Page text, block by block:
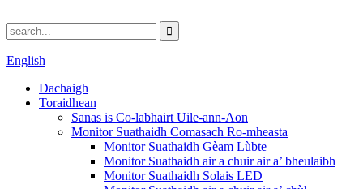
English
Dachaigh
Toraidhean
Sanas is Co-labhairt Uile-ann-Aon
Monitor Suathaidh Comasach Ro-mheasta
Monitor Suathaidh Gèam Lùbte
Monitor Suathaidh air a chuir air a’ bheulaibh
Monitor Suathaidh Solais LED